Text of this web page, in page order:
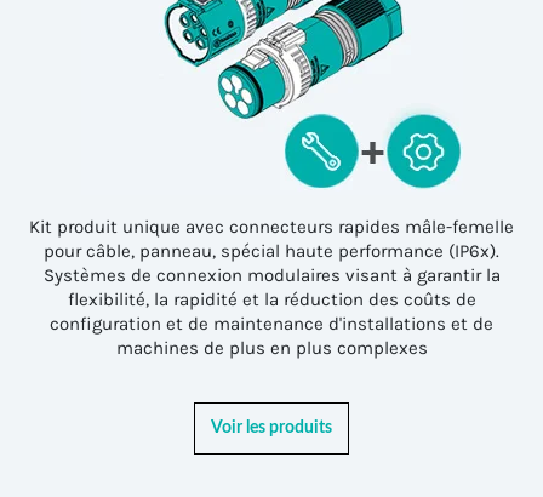
Kit produit unique avec connecteurs rapides mâle-femelle
pour câble, panneau, spécial haute performance (IP6x).
Systèmes de connexion modulaires visant à garantir la
flexibilité, la rapidité et la réduction des coûts de
configuration et de maintenance d'installations et de
machines de plus en plus complexes
Voir les produits